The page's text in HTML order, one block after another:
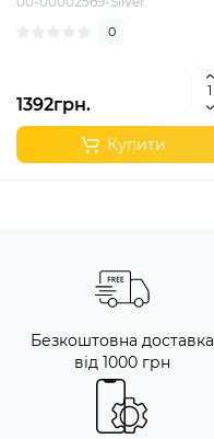
0
1392грн.
Купити
Безкоштовна доставка
від 1000 грн